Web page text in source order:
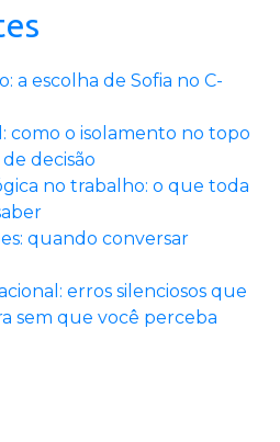
a escolha de Sofia no C-
como o isolamento no topo
decisão
no trabalho: o que toda
quando conversar
erros silenciosos que
sem que você perceba